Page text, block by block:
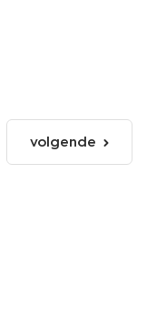
volgende
pagina
volgende